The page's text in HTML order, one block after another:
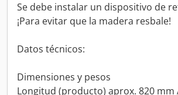
Se debe instalar un dispositivo de
¡Para evitar que la madera resbale!
Datos técnicos:
Dimensiones y pesos
Longitud (producto) aprox. 820 mm